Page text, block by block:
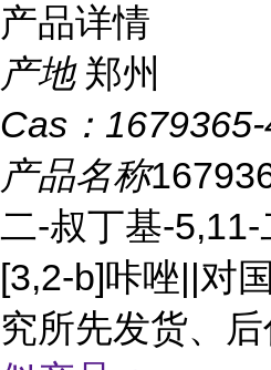
产品详情
产地 郑州
Cas：
产品名称
二-叔丁基-
[3,2-b]咔唑||对
究所先发货、